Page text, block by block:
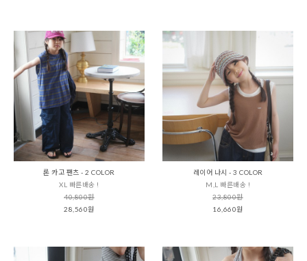
론 카고 팬츠 - 2 COLOR
XL 빠른배송 !
40,800원
28,560원
레이어 나시 - 3 COLOR
M,L 빠른배송 !
23,800원
16,660원